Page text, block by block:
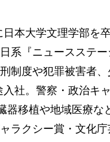
本大学文理学部を
系『ニュースステ
制度や犯罪被害者
社。警察・政治キ
器移植や地域医療な
ラクシー賞・文化庁